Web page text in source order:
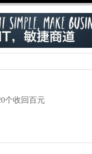
收回百元